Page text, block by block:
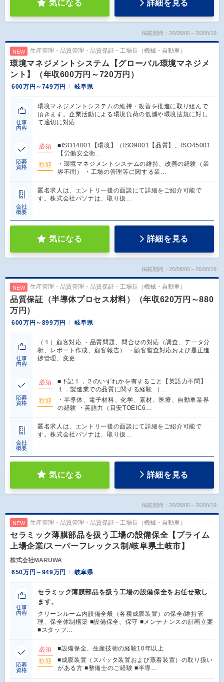
気になる 詳細を見る
掲載期間：26/08/06～26/08/19
NEW 生産管理・品質管理・品質保証・工場長（機械・自動車）
環境マネジメントシステム【グローバル環境マネジメ
ント】（年収600万円～720万円）
600万円～749万円 岐阜県
仕事
内容
環境マネジメントシステムの維持・改善を推進に取り組んで
頂きます。企業活動による環境負荷の低減や環境法規に対し
て適切に対応…
応募
資格
必須
■ISO14001【環境】（ISO9001【品質】、ISO45001
【労働安全衛…
歓迎
・環境マネジメントシステムの維持、改善の経験（業
界不問） ・工場の管理等に関する業…
会社
概要
匿名求人は、エントリー後の面談にて詳細をご紹介可能で
す。株式会社パソナは、取り扱…
気になる 詳細を見る
掲載期間：26/08/06～26/08/19
NEW 生産管理・品質管理・品質保証・工場長（機械・自動車）
品質保証（半導体プロセス材料）（年収620万円～880
万円）
600万円～899万円 岐阜県
仕事
内容
（１）顧客対応 ・品質問題、問合せの対応（調査、データ分
析、レポート作成、顧客報告） ・顧客監査対応および是正進
捗管理、変更…
応募
資格
必須
■下記１，２のいずれかを有すること【英語力不問】
１．製造業での品質に関する経験 （…
歓迎
・半導体、電子材料、化学、素材、医療、自動車業界
の経験 ・英語力（目安TOEIC6…
会社
概要
匿名求人は、エントリー後の面談にて詳細をご紹介可能で
す。株式会社パソナは、取り扱…
気になる 詳細を見る
掲載期間：26/08/06～26/08/19
NEW 生産管理・品質管理・品質保証・工場長（機械・自動車）
セラミック薄膜部品を扱う工場の設備保全【プライム
上場企業/スーパーフレックス制/岐阜県土岐市】
株式会社MARUWA
650万円～949万円
岐阜県
仕事
内容
セラミック薄膜部品を扱う工場の設備保全をお任せ致し
ます。
クリーンルーム内設備全般（各種成膜装置）の保全/維持管
理、保全体制構築 ■設備保全、保守 ■メンテナンスの計画立案
■スタッフ…
応募
資格
必須
■設備保全、生産技術の経験10年以上
歓迎
■成膜装置（スパッタ装置および蒸着装置）の取り扱い
がある方 ■整備士のご経験 ■半導…